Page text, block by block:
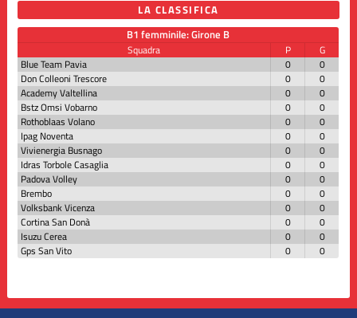
LA CLASSIFICA
B1 femminile: Girone B
Squadra P
G
Blue Team Pavia
0
0
Don Colleoni Trescore
0
0
Academy Valtellina
0
0
Bstz Omsi Vobarno
0
0
Rothoblaas Volano
0
0
Ipag Noventa
0
0
Vivienergia Busnago
0
0
Idras Torbole Casaglia
0
0
Padova Volley
0
0
Brembo
0
0
Volksbank Vicenza
0
0
Cortina San Donà
0
0
Isuzu Cerea
0
0
Gps San Vito
0 0